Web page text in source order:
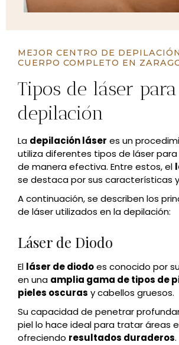
MEJOR CENTRO DE
CUERPO COMPLETO EN
Tipos de láser
depilación
La depilación láser es un
utiliza diferentes tipos de láser para
de manera efectiva. Entre estos, el
se destaca por sus características
A continuación, se describen los
de láser utilizados en la depilación:
Láser de Diodo
El láser de diodoes conocido por
en una amplia gama de tipos de
pieles oscuras y cabellos gruesos.
Su capacidad de penetrar
piel lo hace ideal para tratar áreas
ofreciendo resultados duraderos.